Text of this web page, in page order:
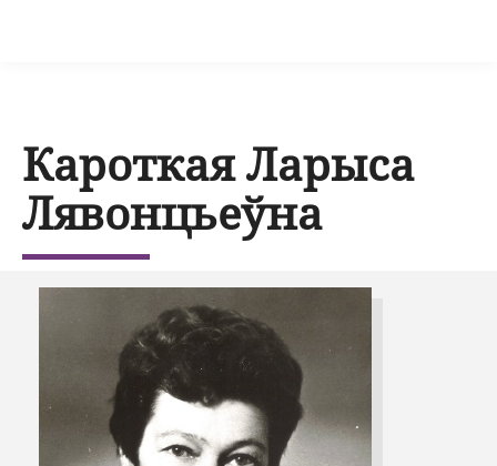
Кароткая Ларыса
Лявонцьеўна